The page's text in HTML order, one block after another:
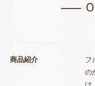
商品紹介
フ
の